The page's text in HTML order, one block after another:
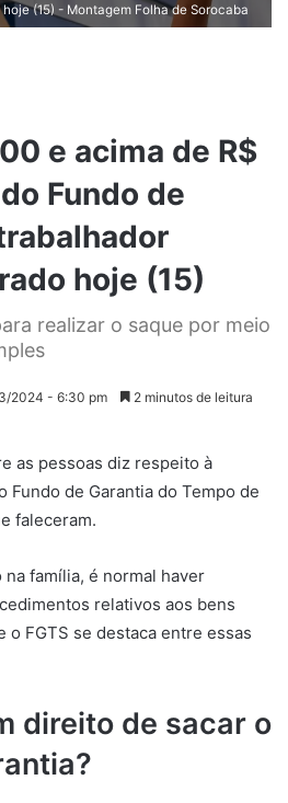
(15) - Montagem Folha de Sorocaba
e acima de R$
Fundo de
hoje (15)
realizar o saque por meio
2024 - 6:30 pm 2 minutos de leitura
as pessoas diz respeito à
de Garantia do Tempo de
faleceram.
família, é normal haver
relativos aos bens
o FGTS se destaca entre essas
direito de sacar o